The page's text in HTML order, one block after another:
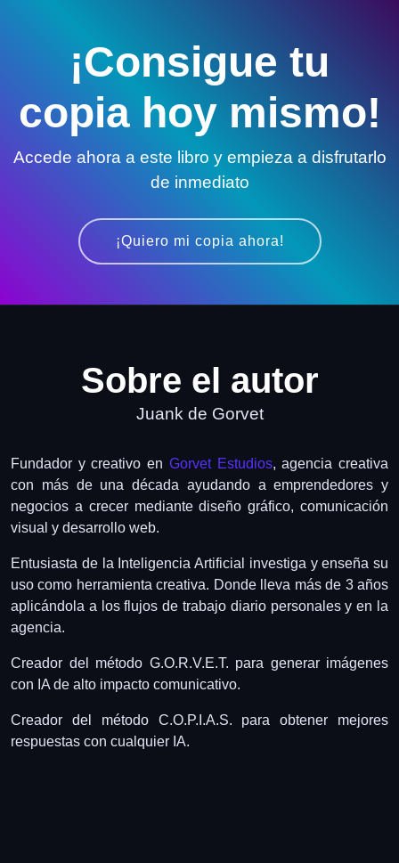
¡Consigue tu
copia hoy mismo!
Accede ahora a este libro y empieza a disfrutarlo
de inmediato
¡Quiero mi copia ahora!
Sobre el autor
Juank de Gorvet
Fundador y creativo en Gorvet Estudios, agencia creativa
con más de una década ayudando a emprendedores y
negocios a crecer mediante diseño gráfico, comunicación
visual y desarrollo web.
Entusiasta de la Inteligencia Artificial investiga y enseña su
uso como herramienta creativa. Donde lleva másde 3años
aplicándola a los flujos de trabajo diario personales y en la
agencia.
Creador del método G.O.R.V.E.T. para generar imágenes
con IA de alto impacto comunicativo.
Creador del método C.O.P.I.A.S. para obtener mejores
respuestas con cualquier IA.